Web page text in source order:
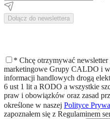
Dołącz do newslettera
* Chcę otrzymywać newsletter
marketingowe Grupy CALDO i
informacji handlowych drogą
6 ust 1 lit a RODO a wszystkie
praw i obowiązków oraz zasad
określone w naszej Polityce
zapoznałem się z Regulaminem